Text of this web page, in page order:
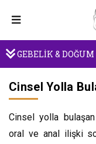
GEBELİK & DOĞUM
Cinsel Yolla
Cinsel yolla bulaşan
oral ve anal ilişki